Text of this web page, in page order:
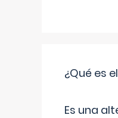
¿Qué es
Es una